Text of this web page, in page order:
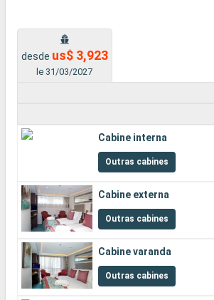
desde us$ 3,923
le 31/03/2027
Cabine interna
Outras cabines
Cabine externa
Outras cabines
Cabine varanda
Outras cabines